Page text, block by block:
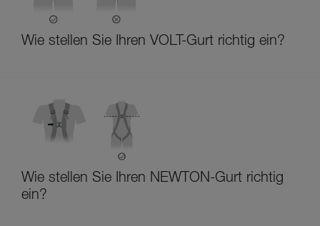
Wie stellen Sie Ihren VOLT-Gurt richtig ein?
Wie stellen Sie Ihren NEWTON-Gurt richtig
ein?